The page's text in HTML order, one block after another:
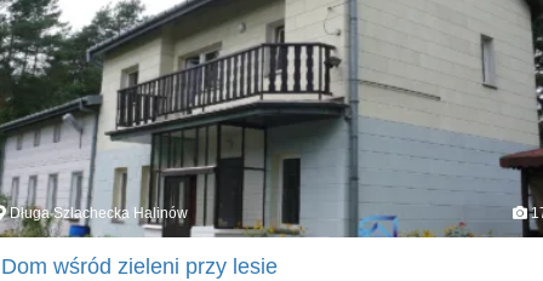
Długa Szlachecka Halinów
Dom wśród zieleni przy lesie